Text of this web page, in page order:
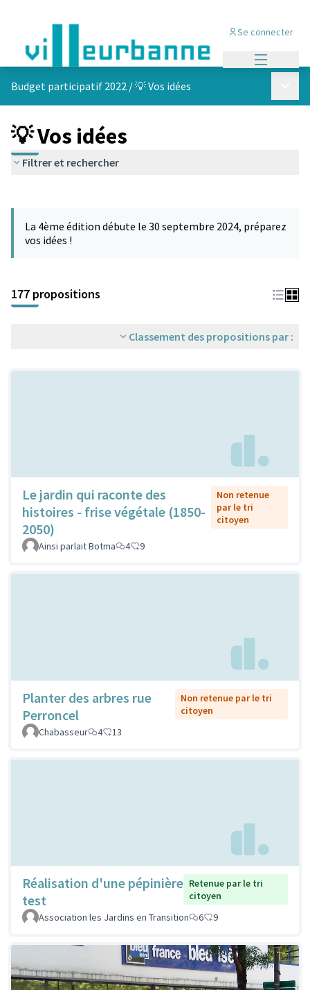
Se connecter
Budget participatif 2022 /💡 Vos idées
💡 Vos idées
Filtrer et rechercher
−
La 4ème édition débute le 30 septembre 2024, préparez
vos idées !
177 propositions
Classement des propositions par :
Le jardin qui raconte des
histoires - frise végétale (1850-
2050)
Non retenue
par le tri
citoyen
Ainsi parlait Botma 4 9
Planter des arbres rue
Perroncel
Non retenue par le tri
citoyen
Chabasseur
4 13
Réalisation d'une pépinière
test
Retenue par le tri
citoyen
Association les Jardins en Transition
6 9